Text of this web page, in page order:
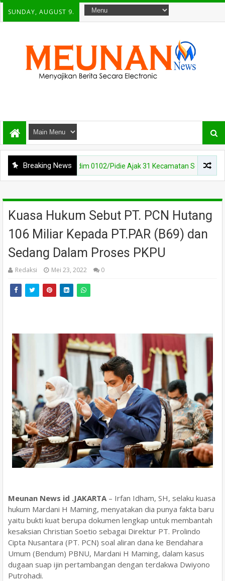
SUNDAY, AUGUST 9.
Breaking News
Juta, Kodim 0102/Pidie Ajak 31 Kecamatan Semarakkan HUT RI
Kuasa Hukum Sebut PT. PCN Hutang
106 Miliar Kepada PT.PAR (B69) dan
Sedang Dalam Proses PKPU
Redaksi Mei 23, 2022 0
Meunan News id .JAKARTA – Irfan Idham, SH, selaku kuasa
hukum Mardani H Maming, menyatakan dia punya fakta baru
yaitu bukti kuat berupa dokumen lengkap untuk membantah
kesaksian Christian Soetio sebagai Direktur PT. Prolindo
Cipta Nusantara (PT. PCN) soal aliran dana ke Bendahara
Umum (Bendum) PBNU, Mardani H Maming, dalam kasus
dugaan suap ijin pertambangan dengan terdakwa Dwiyono
Putrohadi.